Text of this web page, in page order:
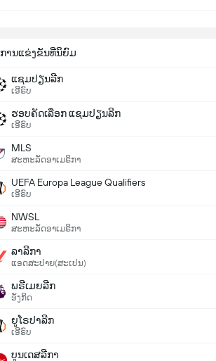
ການແຂ່ງຂັນທີ່ນິຍົມ
ແຊມປຽນລີກ
ເອີຣົບ
ຮອບຄັດເລືອກ ແຊມປຽນລີກ
ເອີຣົບ
MLS
ສະຫະລັດອາເມຣິກາ
UEFA Europa League Qualifiers
ເອີຣົບ
NWSL
ສະຫະລັດອາເມຣິກາ
ລາລີກາ
ແອດສະປາຍ​(ສະເປນ)
ພຣີເມຍລີກ
ອັງກິດ
ຍູໂຣປາລີກ
ເອີຣົບ
ບູນເດສລີກາ